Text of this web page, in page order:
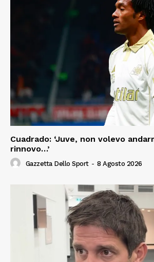
Cuadrado: ‘Juve, non volevo
rinnovo…’
Gazzetta Dello Sport - 8 Agosto 2026